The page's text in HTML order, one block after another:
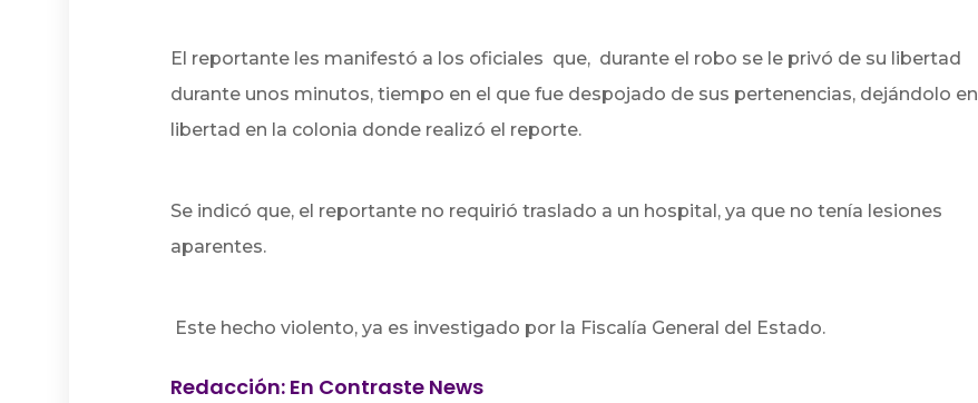
El reportante les manifestó a los oficiales que, durante el robo se le privó de su libertad
durante unos minutos, tiempo en el que fue despojado de sus pertenencias, dejándolo en
libertad en la colonia donde realizó el reporte.
Se indicó que, el reportante no requirió traslado a un hospital, ya que no tenía lesiones
aparentes.
Este hecho violento, ya es investigado por la Fiscalía General del Estado.
Redacción: En Contraste News